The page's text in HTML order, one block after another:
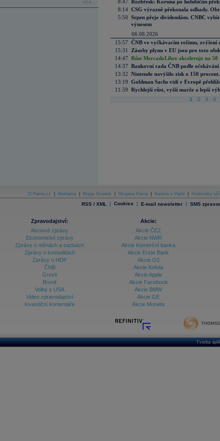
více...
8:47 Rozbřesk: Koruna po holubičím
8:14 CSG výrazně překonala odhady.
5:50 Srpen přeje dividendám. CNBC
výnosem
06.08.2026
15:57 ČNB ve vyčkávacím režimu, zvýšení
15:31
Zásoby plynu v EU jsou pro toto
14:47 Růst MercadoLibre akceleruje na
14:37 Bankovní rada ČNB podle
13:32 Nintendo navýšilo zisk o 150
13:19 Goldman Sachs vidí v Evropě
11:59 Rychlejší růst, vyšší marže a lepší
1 2 3 4
O Patria.cz Reklama Mapa Stránek Skupina Patria Kariéra v Patrii Podmínky
RSS / XML | Cookies | E-mail newsletter | SMS
Zpravodajství:
Akciové zprávy
Ekonomické zprávy
Zprávy o měnách a sazbách
Zprávy o komoditách
Zprávy o HDP
ČNB
Grexit
Brexit
Volby v USA
Video zpravodajství
Investiční komentáře
Akcie:
Akcie ČEZ
Akcie NWR
Akcie Komerční banka
Akcie Erste Bank
Akcie O2
Akcie Kofola
Akcie Apple
Akcie Facebook
Akcie BMW
Akcie GE
Akcie Moneta
Tvorba